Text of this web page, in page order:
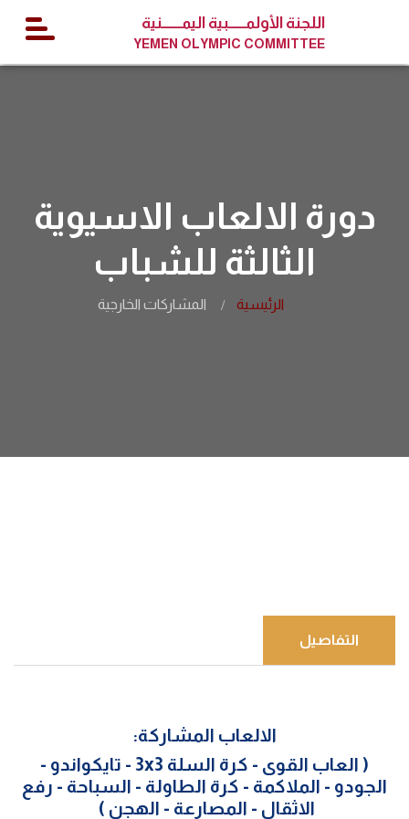
اللجنة الأولمــــــبية اليمـــــــنية
YEMEN OLYMPIC COMMITTEE
دورة الالعاب الاسيوية
الثالثة للشباب
الرئيسية المشاركات الخارجية
التفاصيل
الالعاب المشاركة:
( العاب القوى - كرة السلة 3x3 - تايكواندو -
الجودو - الملاكمة - كرة الطاولة - السباحة - رفع
الاثقال - المصارعة - الهجن )